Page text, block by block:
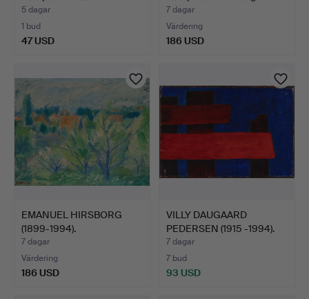
5 dagar
1 bud
47 USD
7 dagar
Värdering
186 USD
EMANUEL HIRSBORG
(1899-1994).
Landskapsmot…
7 dagar
Värdering
186 USD
VILLY DAUGAARD
PEDERSEN (1915 -1994).
Komp…
7 dagar
7 bud
93 USD